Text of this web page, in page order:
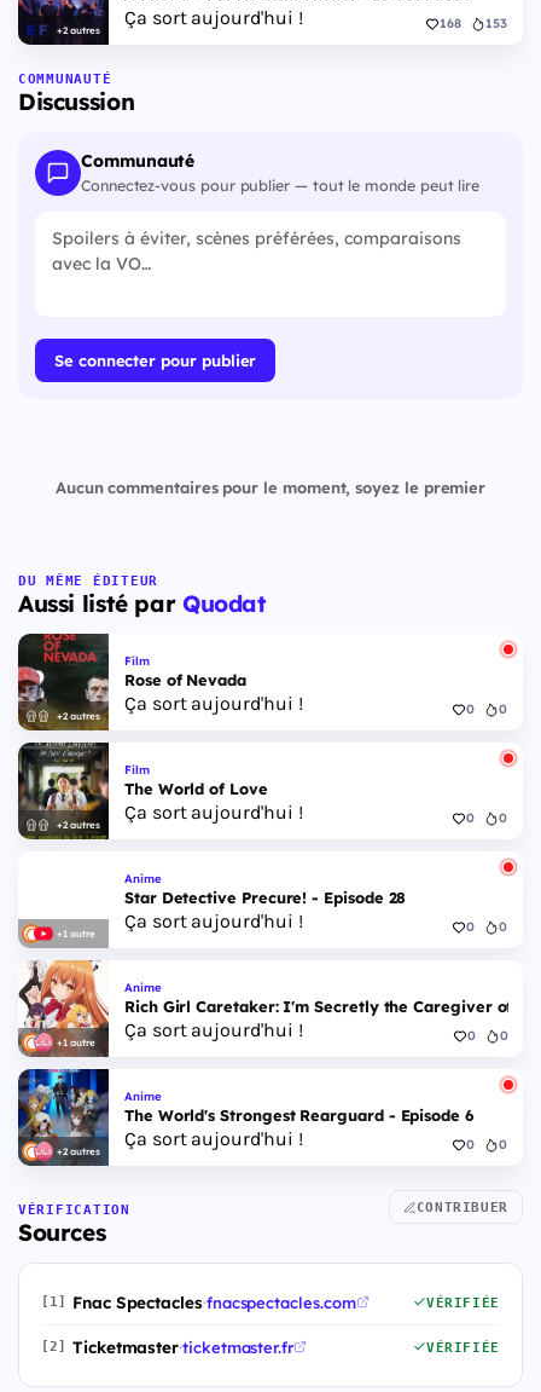
+2 autres
Ça sort aujourd'hui ! 168 153
COMMUNAUTÉ
Discussion
Communauté
Connectez-vous pour publier — tout le monde peut lire
Se connecter pour publier
Aucun commentaires pour le moment, soyez le premier
DU MÊME ÉDITEUR
Aussi listé par Quodat
+2 autres
Film
Rose of Nevada
Ça sort aujourd'hui ! 0 0
+2 autres
Film
The World of Love
Ça sort aujourd'hui ! 0 0
+1 autre
Anime
Star Detective Precure! - Episode 28
Ça sort aujourd'hui ! 0 0
+1 autre
Anime
Rich Girl Caretaker: I'm Secretly the Caregiver of
Ça sort aujourd'hui ! 0 0
+2 autres
Anime
The World's Strongest Rearguard - Episode 6
Ça sort aujourd'hui ! 0 0
VÉRIFICATION
Sources
CONTRIBUER
[1] Fnac Spectacles·fnacspectacles.com VÉRIFIÉE
[2] Ticketmaster·ticketmaster.fr VÉRIFIÉE